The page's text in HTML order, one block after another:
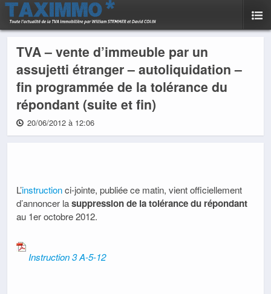
TVA – vente d’immeuble par un
assujetti étranger – autoliquidation –
fin programmée de la tolérance du
répondant (suite et fin)
20/06/2012 à 12:06
L’instructionci-jointe, publiée ce matin, vient officiellement
d’annoncer lasuppression de la tolérance du répondant
au 1er octobre 2012.
Instruction 3 A-5-12